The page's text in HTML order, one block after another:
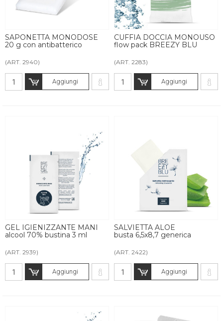
SAPONETTA MONODOSE
20 g con antibatterico
(ART. 2940)
Aggiungi
CUFFIA DOCCIA MONOUSO
flow pack BREEZY BLU
(ART. 2283)
Aggiungi
GEL IGIENIZZANTE MANI
alcool 70% bustina 3 ml
(ART. 2939)
Aggiungi
SALVIETTA ALOE
busta 6,5x8,7 generica
(ART. 2422)
Aggiungi